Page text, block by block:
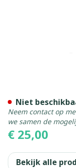
€ 25,00
Niet
Neem contact op
we samen de
Bekijk alle